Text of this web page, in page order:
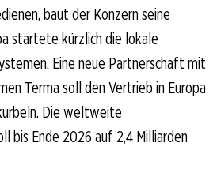
baut der Konzern seine
startete kürzlich die lokale
Eine neue Partnerschaft mit
Terma soll den Vertrieb in Europa
Die weltweite
bis Ende 2026 auf 2,4 Milliarden